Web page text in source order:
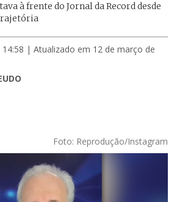
à frente do Jornal da Record desde
| Atualizado em 12 de março de
Foto: Reprodução/Instagram